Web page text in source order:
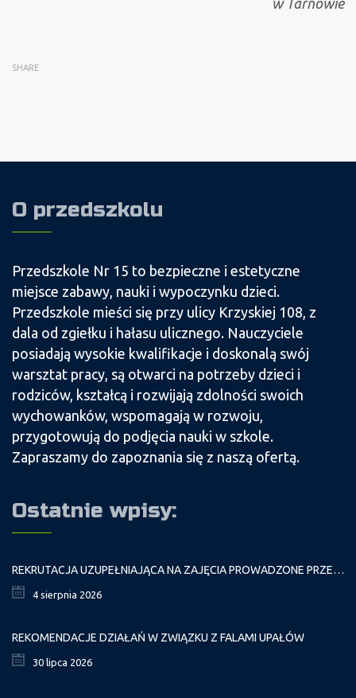
w Tarnowie
SHARE
O przedszkolu
Przedszkole Nr 15 to bezpieczne i estetyczne
miejsce zabawy, nauki i wypoczynku dzieci.
Przedszkole mieści się przy ulicy Krzyskiej 108, z
dala od zgiełku i hałasu ulicznego. Nauczyciele
posiadają wysokie kwalifikacje i doskonalą swój
warsztat pracy, są otwarci na potrzeby dzieci i
rodziców, kształcą i rozwijają zdolności swoich
wychowanków, wspomagają w rozwoju,
przygotowują do podjęcia nauki w szkole.
Zapraszamy do zapoznania się z naszą ofertą.
Ostatnie wpisy:
REKRUTACJA UZUPEŁNIAJĄCA NA ZAJĘCIA PROWADZONE PRZEZ PAŁAC MŁODZIEŻY W ROKU SZKOLNYM 2026/2027
4 sierpnia 2026
REKOMENDACJE DZIAŁAŃ W ZWIĄZKU Z FALAMI UPAŁÓW
30 lipca 2026